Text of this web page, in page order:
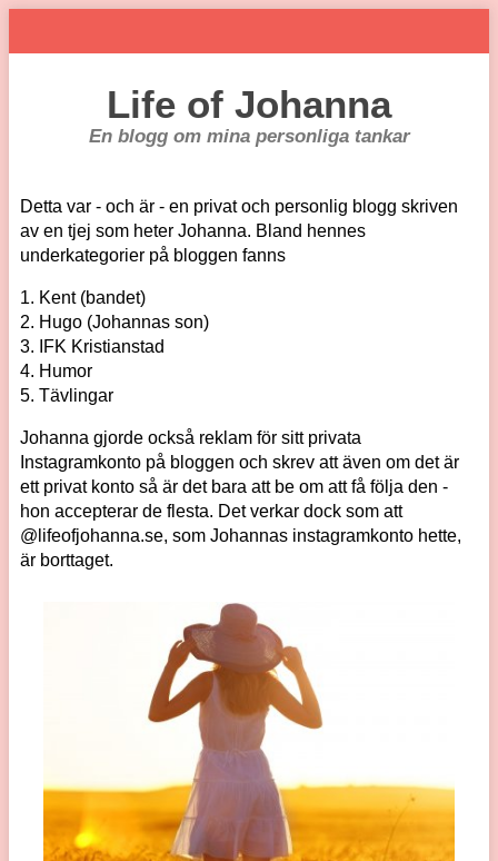
Life of Johanna
En blogg om mina personliga tankar
Detta var - och är - en privat och personlig blogg skriven
av en tjej som heter Johanna. Bland hennes
underkategorier på bloggen fanns
1. Kent (bandet)
2. Hugo (Johannas son)
3. IFK Kristianstad
4. Humor
5. Tävlingar
Johanna gjorde också reklam för sitt privata
Instagramkonto på bloggen och skrev att även om det är
ett privat konto så är det bara att be om att få följa den -
hon accepterar de flesta. Det verkar dock som att
@lifeofjohanna.se, som Johannas instagramkonto hette,
är borttaget.